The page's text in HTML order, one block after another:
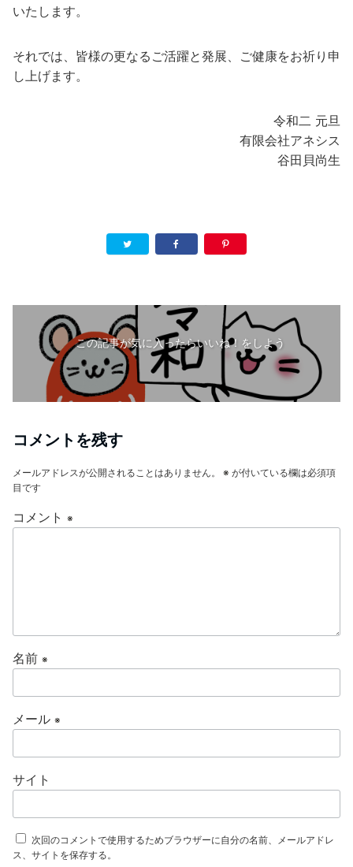
いたします。
それでは、皆様の更なるご活躍と発展、ご健康をお祈り申
し上げます。
令和二 元旦
有限会社アネシス
谷田貝尚生
この記事が気に入ったらいいね！をしよう
コメントを残す
メールアドレスが公開されることはありません。 ※ が付いている欄は必須項
目です
コメント ※
名前 ※
メール ※
サイト
次回のコメントで使用するためブラウザーに自分の名前、メールアドレ
ス、サイトを保存する。